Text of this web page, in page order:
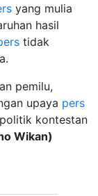
yang mulia
hasil
tidak
pemilu,
upaya pers
kontestan
Wikan)